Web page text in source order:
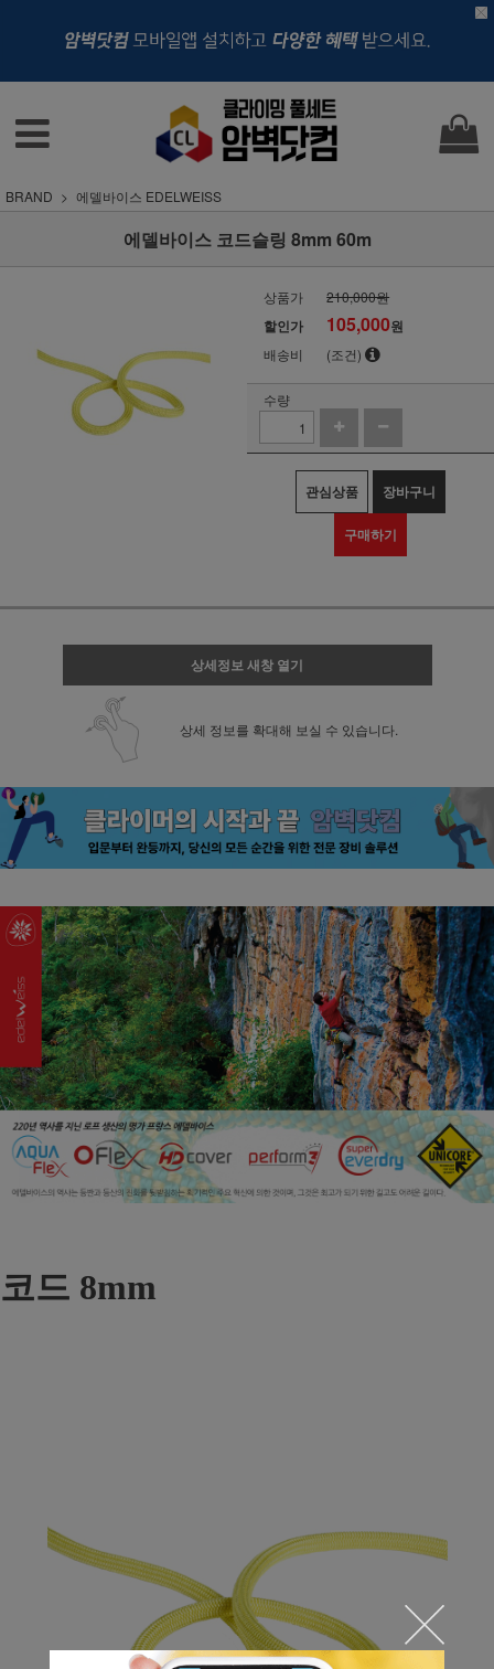
BRAND 에델바이스 EDELWEISS
에델바이스 코드슬링 8mm 60m
상품가 210,000원
할인가 105,000원
배송비 (조건)
수량
관심상품 장바구니
구매하기
상세정보 새창 열기
상세 정보를 확대해 보실 수 있습니다.
코드 8mm